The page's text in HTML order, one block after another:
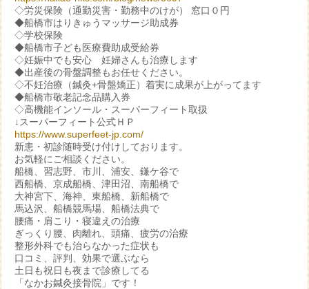
◇労災保険（通勤災害・勤務中のけが） 窓口０円
◆船橋市はりきゅうマッサージ助成券
◇学校保険
◆船橋市子ども医療費助成受給券
◇妊娠中でも安心 妊婦さんも治療します
◆出産後の骨盤調整もお任せください。
◇不妊治療（鍼灸+骨盤矯正）着実に成果が上がってます
◆船橋市敬老記念品購入券
◇高機能インソール・スーパーフィート取扱
↓スーパーフィート公式ＨＰ
https://www.superfeet-jp.com/
新患・初診随時受け付けしております。
お気軽にご相談ください。
船橋、習志野、市川、浦安、鎌ケ谷で
西船橋、京成船橋、津田沼、南船橋で
大神宮下、海神、東船橋、新船橋で
馬込沢、船橋競馬場、船橋法典で
腰痛・肩こり・寝違えの治療
ぎっくり腰、肉離れ、頭痛、疲労の治療
整形外科でも治らなかった症状も
口コミ、評判、効果で選ぶなら
土日も祝日も夜まで診療してる
「なかお鍼灸接骨院」です！